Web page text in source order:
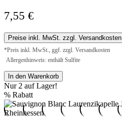
7,55 €
Preise inkl. MwSt. zzgl. Versandkosten
*Preis inkl. MwSt., ggf. zzgl. Versandkosten
Allergenhinweis: enthält Sulfite
In den Warenkorb
Nur 2 auf Lager!
% Rabatt